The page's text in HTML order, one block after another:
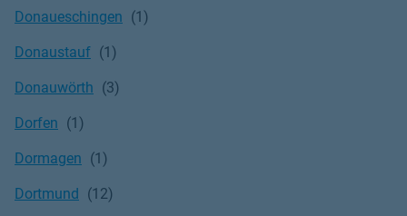
Donaueschingen
Donaustauf
Donauwörth
Dorfen
Dormagen
Dortmund